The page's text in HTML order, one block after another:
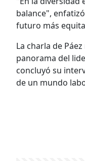
balance",
futuro más
La charla de
panorama del
concluyó su
de un mundo